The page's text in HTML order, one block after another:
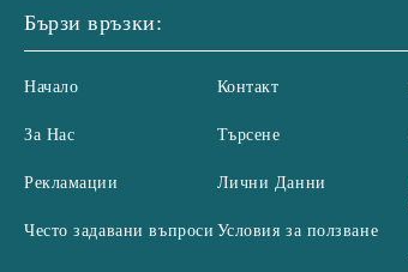
Бързи връзки:
Начало
За Нас
Рекламации
Често задавани въпроси
Контакт
Търсене
Лични Данни
Условия за ползване